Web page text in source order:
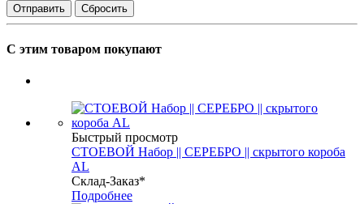
Сбросить
С этим товаром покупают
Быстрый просмотр
СТОЕВОЙ Набор || СЕРЕБРО || скрытого короба
AL
Склад-Заказ*
Подробнее